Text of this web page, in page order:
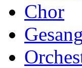
Chor
Gesang